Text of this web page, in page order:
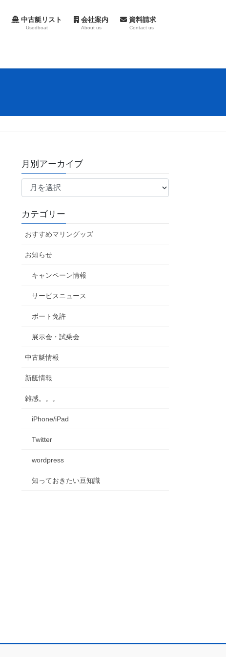
中古艇リスト
Usedboat
会社案内
About us
資料請求
Contact us
月別アーカイブ
月
ー
カ
イ
カテゴリー
おすすめマリングッズ
お知らせ
キャンペーン情報
サービスニュース
ボート免許
展示会・試乗会
中古艇情報
新艇情報
雑感。。。
iPhone/iPad
Twitter
wordpress
知っておきたい豆知識